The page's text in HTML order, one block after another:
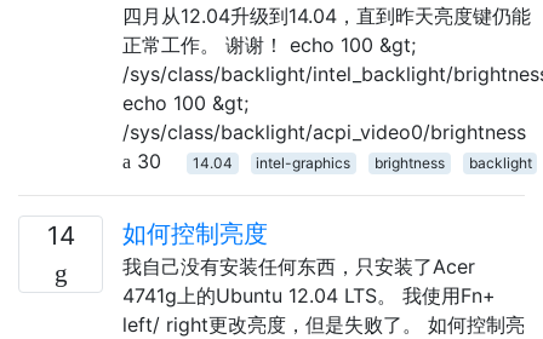
四月从12.04升级到14.04，直到昨天亮度键仍能
正常工作。 谢谢！ echo 100 &gt;
/sys/class/backlight/intel_backlight/
echo 100 &gt;
/sys/class/backlight/acpi_video0/brightness
30
14.04 intel-graphics brightness backlight
14 如何控制亮度
我自己没有安装任何东西，只安装了Acer
4741g上的Ubuntu 12.04 LTS。 我使用Fn+
left/ right更改亮度，但是失败了。 如何控制亮